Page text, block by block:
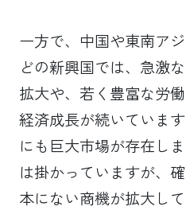
一方で、中国や東南ア
どの新興国では、急激
拡大や、若く豊富な労
経済成長が続いていま
にも巨大市場が存在し
は掛かっていますが、
本にない商機が拡大し